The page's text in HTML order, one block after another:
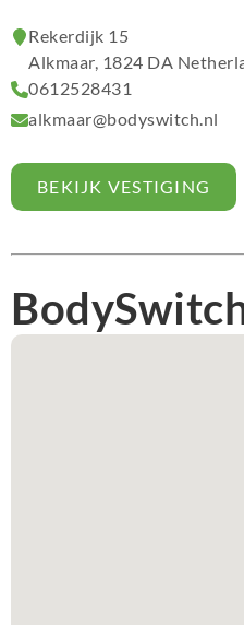
Rekerdijk 15
Alkmaar, 1824 DA
0612528431
alkmaar@bodyswitch.nl
BEKIJK VESTIGING